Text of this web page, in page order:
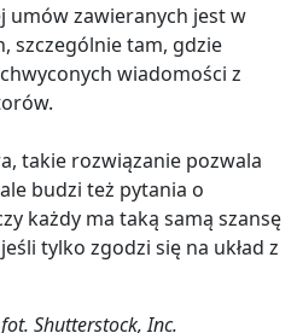
umów zawieranych jest w
szczególnie tam, gdzie
wiadomości z
takie rozwiązanie pozwala
budzi też pytania o
każdy ma taką samą szansę
tylko zgodzi się na układ z
Shutterstock, Inc.